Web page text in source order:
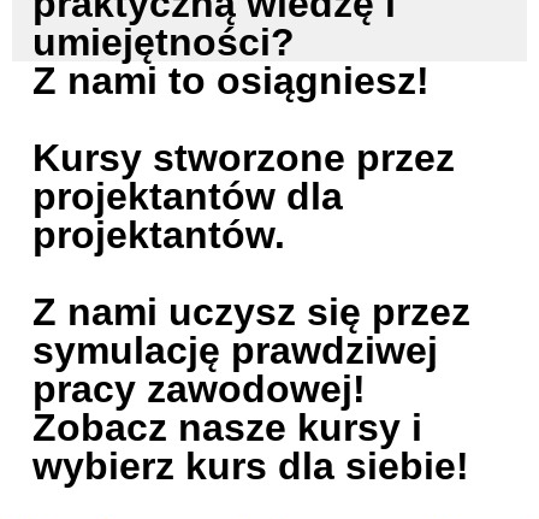
umiejętności?
Z nami to osiągniesz!
Kursy stworzone przez
projektantów dla
projektantów.
Z nami uczysz się przez
symulację prawdziwej
pracy zawodowej!
Zobacz nasze kursy i
wybierz kurs dla siebie!